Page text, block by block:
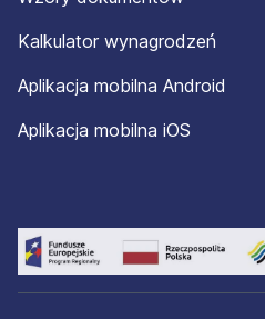
Kalkulator wynagrodzeń
Aplikacja mobilna Android
Aplikacja mobilna iOS